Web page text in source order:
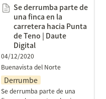
Se derrumba parte de
una finca en la
carretera hacia Punta
de Teno | Daute
Digital
04/12/2020
Buenavista del Norte
Derrumbe
Se derrumba parte de una